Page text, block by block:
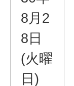
8月2
8日
(火曜
日)